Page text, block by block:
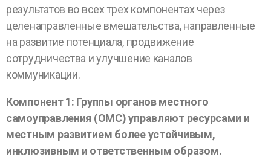
результатов во всех трех компонентах через
целенаправленные вмешательства, направленные
на развитие потенциала, продвижение
сотрудничества и улучшение каналов
коммуникации.
Компонент 1: Группы органов местного
самоуправления (ОМС)управляют ресурсами и
местным развитием более устойчивым,
инклюзивным и ответственным образом.